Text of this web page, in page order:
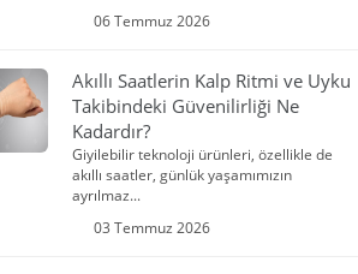
06 Temmuz 2026
Akıllı Saatlerin Kalp Ritmi ve Uyku
Takibindeki Güvenilirliği Ne
Kadardır?
Giyilebilir teknoloji ürünleri, özellikle de
akıllı saatler, günlük yaşamımızın
ayrılmaz...
03 Temmuz 2026